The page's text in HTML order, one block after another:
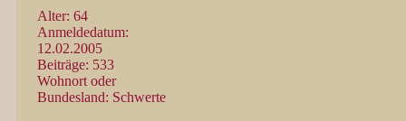
Alter: 64
Anmeldedatum:
12.02.2005
Beiträge: 533
Wohnort oder
Bundesland: Schwerte